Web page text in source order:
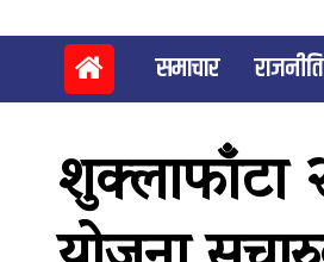
समाचार राजनीति
शुक्लाफाँटा